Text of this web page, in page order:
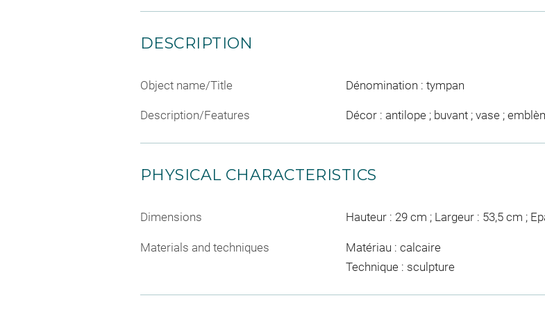
DESCRIPTION
Object name/Title Dénomination : tympan
Description/Features Décor : antilope ; buvant ; vase ;
PHYSICAL CHARACTERISTICS
Dimensions Hauteur : 29 cm ; Largeur : 53,5 cm ;
Materials and techniques
Matériau : calcaire
Technique : sculpture